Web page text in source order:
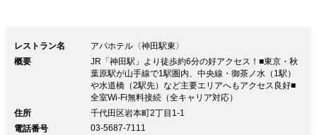
レストラン名
アパホテル〈神田駅東〉
概要
JR「神田駅」より徒歩約6分の好アクセス！■東京・秋
葉原駅が山手線で1駅圏内、中央線・御茶ノ水（1駅）
や水道橋（2駅先）など主要エリアへもアクセス良好■
全室Wi-Fi無料接続（全キャリア対応）
住所
千代田区岩本町2丁目1-1
電話番号
03-5687-7111